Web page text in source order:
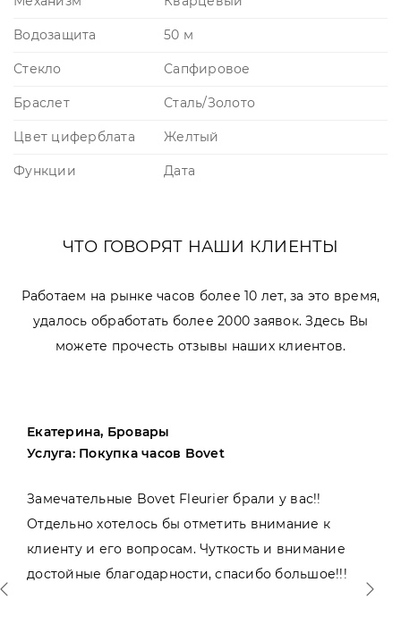
Водозащита 50 м
Стекло Сапфировое
Браслет Сталь/Золото
Цвет циферблата Желтый
Функции Дата
ЧТО ГОВОРЯТ НАШИ КЛИЕНТЫ
Работаем на рынке часов более 10 лет, за это время,
удалось обработать более 2000 заявок. Здесь Вы
можете прочесть отзывы наших клиентов.
Екатерина, Бровары
Услуга: Покупка часов Bovet
Замечательные Bovet Fleurier брали у вас!!
Отдельно хотелось бы отметить внимание к
клиенту и его вопросам. Чуткость и внимание
достойные благодарности, спасибо большое!!!